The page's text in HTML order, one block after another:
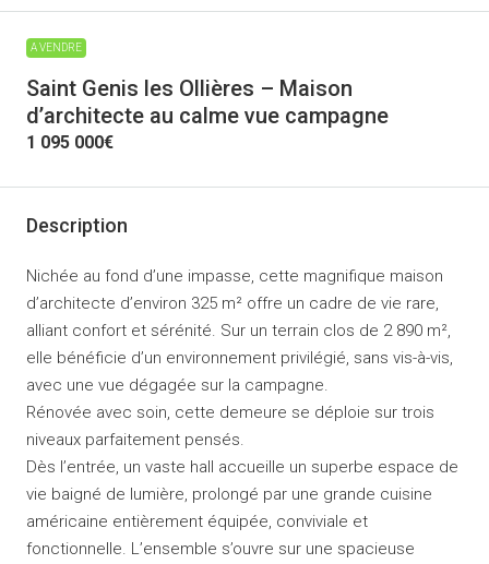
A VENDRE
Saint Genis les Ollières – Maison
d’architecte au calme vue campagne
1 095 000€
Description
Nichée au fond d’une impasse, cette magnifique maison
d’architecte d’environ 325 m² offre un cadre de vie rare,
alliant confort et sérénité. Sur un terrain clos de 2 890 m²,
elle bénéficie d’un environnement privilégié, sans vis-à-vis,
avec une vue dégagée sur la campagne.
Rénovée avec soin, cette demeure se déploie sur trois
niveaux parfaitement pensés.
Dès l’entrée, un vaste hall accueille un superbe espace de
vie baigné de lumière, prolongé par une grande cuisine
américaine entièrement équipée, conviviale et
fonctionnelle. L’ensemble s’ouvre sur une spacieuse